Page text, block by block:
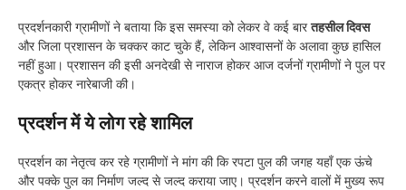
प्रदर्शनकारी ग्रामीणों ने बताया कि इस समस्या को लेकर वे कई बारतहसील दिवस
और जिला प्रशासन के चक्कर काट चुके हैं, लेकिन आश्वासनों के अलावा कुछ हासिल
नहीं हुआ। प्रशासन की इसी अनदेखी से नाराज होकर आज दर्जनों ग्रामीणों ने पुल पर
एकत्र होकर नारेबाजी की।
प्रदर्शन में ये लोग रहे शामिल
प्रदर्शन का नेतृत्व कर रहे ग्रामीणों ने मांग की कि रपटा पुल की जगह यहाँ एक ऊंचे
और पक्के पुल का निर्माण जल्द से जल्द कराया जाए। प्रदर्शन करने वालों में मुख्य रूप